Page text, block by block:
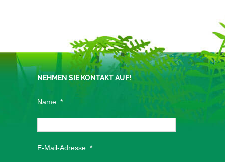
NEHMEN SIE KONTAKT AUF!
Name: *
E-Mail-Adresse: *